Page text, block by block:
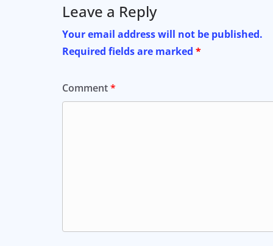
Leave a Reply
Your email address will not be published.
Required fields are marked *
Comment*